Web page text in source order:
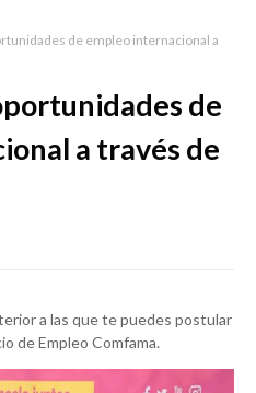
de empleo internacional a
de
a través de
a las que te puedes postular
de Empleo Comfama.